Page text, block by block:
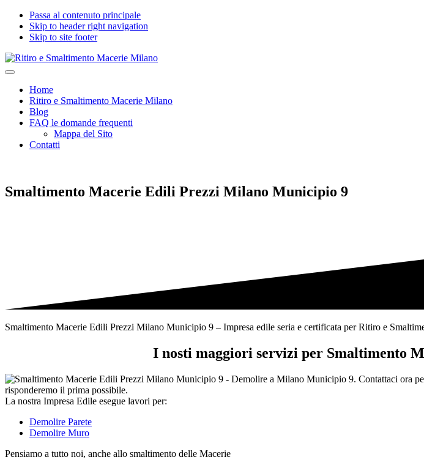
Passa al contenuto principale
Skip to header right navigation
Skip to site footer
Ritiro
Smaltimento
Macerie
Milano
Impresa
seria
certificata
Legname,
Menu
Home
Ritiro e Smaltimento Macerie Milano
Blog
FAQ le domande frequenti
Mappa del Sito
Contatti
Smaltimento Macerie Edili Prezzi Milano Municipio 9
Smaltimento Macerie Edili Prezzi Milano Municipio 9 – Impresa edile seria e certificata per Ritiro e
I nosti maggiori servizi per Smaltimento
La nostra Impresa Edile esegue lavori per:
Demolire Parete
Demolire Muro
Pensiamo a tutto noi, anche allo smaltimento delle Macerie